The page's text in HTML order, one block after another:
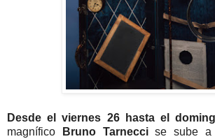
Desde el viernes 26 hasta el
magnífico
Bruno Tarneccise sube a